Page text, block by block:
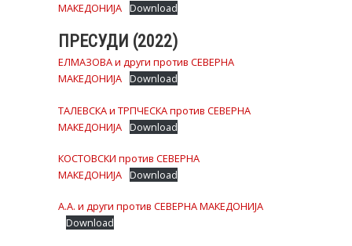
МАКЕДОНИЈА Download
ПРЕСУДИ (2022)
ЕЛМАЗОВА и други против СЕВЕРНА
МАКЕДОНИЈА Download
ТАЛЕВСКА и ТРПЧЕСКА против СЕВЕРНА
МАКЕДОНИЈА Download
КОСТОВСКИ против СЕВЕРНА
МАКЕДОНИЈА Download
А.А. и други против СЕВЕРНА МАКЕДОНИЈА
Download